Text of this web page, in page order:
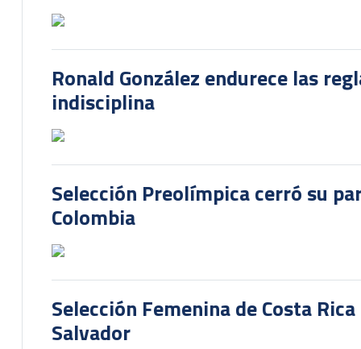
Ronald González endurece las
indisciplina
Selección Preolímpica cerró su
Colombia
Selección Femenina de Costa
Salvador